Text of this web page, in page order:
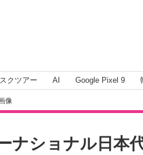
クツアー AI Google Pixel 9
像
ナショナル日本